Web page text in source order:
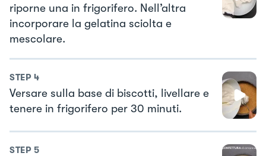
riporne una in frigorifero. Nell’altra
incorporare la gelatina sciolta e
mescolare.
STEP 4
Versare sulla base di biscotti, livellare e
tenere in frigorifero per 30 minuti.
STEP 5